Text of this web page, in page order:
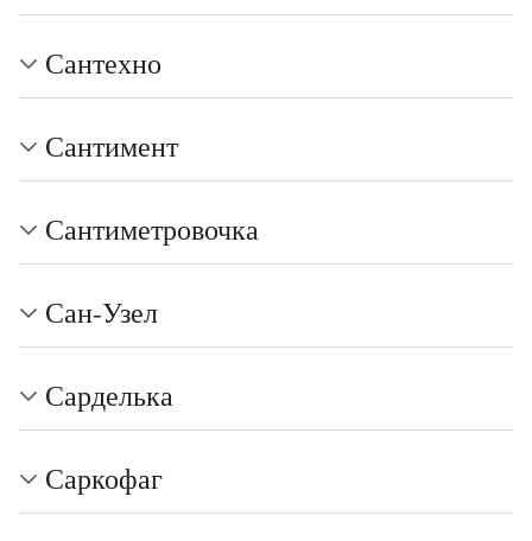
Сантехно
Сантимент
Сантиметровочка
Сан-Узел
Сарделька
Саркофаг